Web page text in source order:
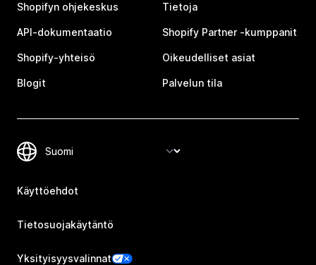
Shopifyn ohjekeskus
API-dokumentaatio
Shopify-yhteisö
Blogit
Tietoja
Shopify Partner ‑kumppanit
Oikeudelliset asiat
Palvelun tila
Käyttöehdot
Tietosuojakäytäntö
Yksityisyysvalinnat